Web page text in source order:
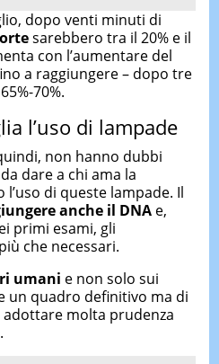
dopo venti minuti di
sarebbero tra il 20% e il
con l’aumentare del
a raggiungere – dopo tre
70%.
l’uso di lampade
non hanno dubbi
dare a chi ama la
di queste lampade. Il
anche il DNAe,
primi esami, gli
che necessari.
umani e non solo sui
quadro definitivo ma di
adottare molta prudenza